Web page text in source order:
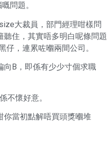
問題。
大裁員，部門經理咁樣問
住，其實唔多明白呢條問題
，連累咗嗰兩間公司。
向B，即係有少少寸個求職
不懷好意。
你當初點解唔買頭獎嗰堆